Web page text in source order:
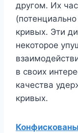
другом. Их
кривых. Эти
некоторое
в своих
качества
кривых.